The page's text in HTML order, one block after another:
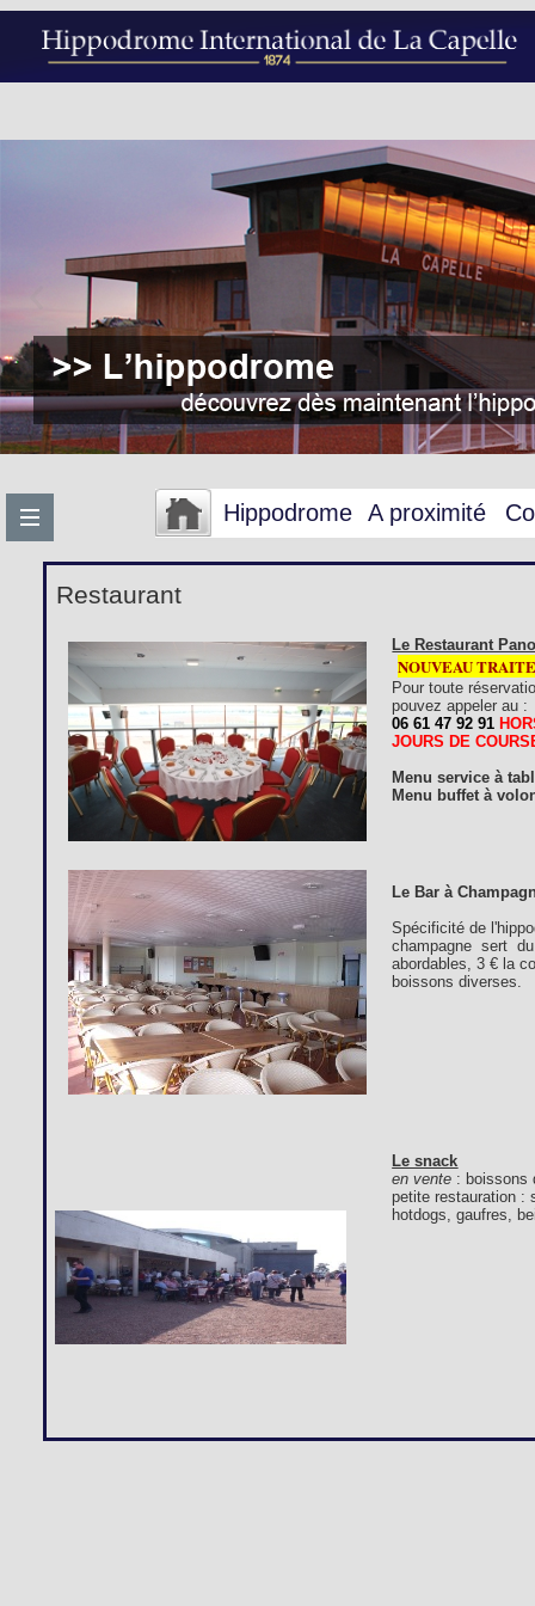
Hippodrome A proximité
Restaurant
Le Restaurant
NOUVEAU
Pour toute
pouvez appeler au :
06 61 47 92 91
JOURS DE
Menu service à
Menu buffet à
Le Bar à
Spécificité de
champagne sert
abordables, 3 € la
boissons diverses.
Le snack
en vente : boissons
petite restauration :
hotdogs, gaufres,